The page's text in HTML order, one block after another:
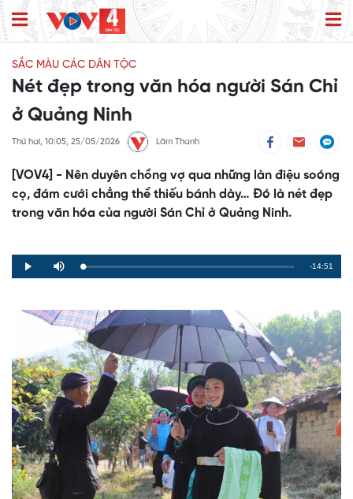
SẮC MÀU CÁC DÂN TỘC
Nét đẹp trong văn hóa người Sán Chỉ
ở Quảng Ninh
Thứ hai, 10:05, 25/05/2026 Lâm Thanh
[VOV4] - Nên duyên chồng vợ qua những làn điệu soóng
cọ, đám cưới chẳng thể thiếu bánh dày… Đó là nét đẹp
trong văn hóa của người Sán Chỉ ở Quảng Ninh.
Play Mute Loaded:
0%
Progress:
0%
Remaining
-14:51